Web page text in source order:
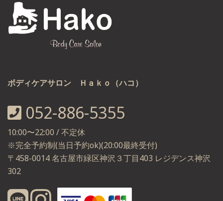
ボディケアサロン Ｈａｋｏ（ハコ）
052-886-5355
10:00〜22:00 / 不定休
※完全予約制(当日予約ok)(20:00最終受付)
〒458-0014 名古屋市緑区神沢３丁目403 レジデンス神沢
302